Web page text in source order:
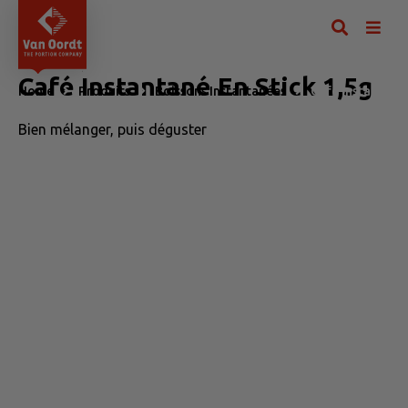
Home Produits Boissons Instantanées Café Instantané
Café Instantané En Stick 1,5g
Bien mélanger, puis déguster